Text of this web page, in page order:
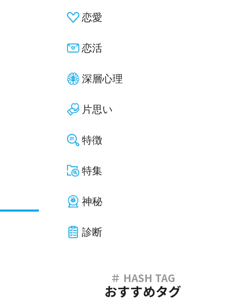
恋愛
恋活
深層心理
片思い
特徴
特集
神秘
診断
おすすめタグ